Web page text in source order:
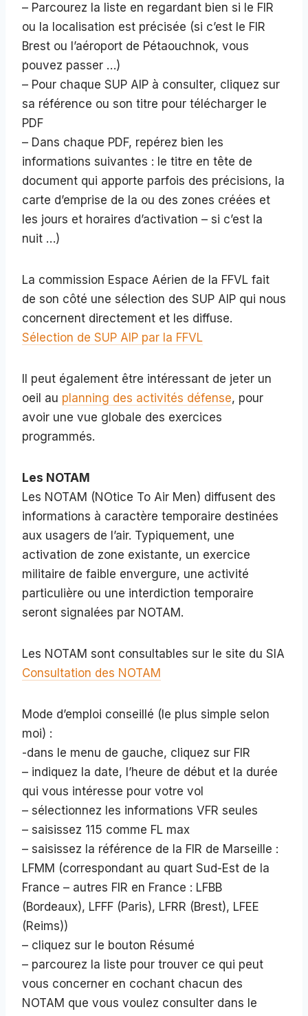
– Parcourez la liste en regardant bien si le FIR
ou la localisation est précisée (si c’est le FIR
Brest ou l’aéroport de Pétaouchnok, vous
pouvez passer …)
– Pour chaque SUP AIP à consulter, cliquez sur
sa référence ou son titre pour télécharger le
PDF
– Dans chaque PDF, repérez bien les
informations suivantes : le titre en tête de
document qui apporte parfois des précisions, la
carte d’emprise de la ou des zones créées et
les jours et horaires d’activation – si c’est la
nuit …)
La commission Espace Aérien de la FFVL fait
de son côté une sélection des SUP AIP qui nous
concernent directement et les diffuse.
Sélection de SUP AIP par la FFVL
Il peut également être intéressant de jeter un
oeil au planning des activités défense, pour
avoir une vue globale des exercices
programmés.
Les NOTAM
Les NOTAM (NOtice To Air Men) diffusent des
informations à caractère temporaire destinées
aux usagers de l’air. Typiquement, une
activation de zone existante, un exercice
militaire de faible envergure, une activité
particulière ou une interdiction temporaire
seront signalées par NOTAM.
Les NOTAM sont consultables sur le site du SIA
Consultation des NOTAM
Mode d’emploi conseillé (le plus simple selon
moi) :
-dans le menu de gauche, cliquez sur FIR
– indiquez la date, l’heure de début et la durée
qui vous intéresse pour votre vol
– sélectionnez les informations VFR seules
– saisissez 115 comme FL max
– saisissez la référence de la FIR de Marseille :
LFMM (correspondant au quart Sud-Est de la
France – autres FIR en France : LFBB
(Bordeaux), LFFF (Paris), LFRR (Brest), LFEE
(Reims))
– cliquez sur le bouton Résumé
– parcourez la liste pour trouver ce qui peut
vous concerner en cochant chacun des
NOTAM que vous voulez consulter dans le